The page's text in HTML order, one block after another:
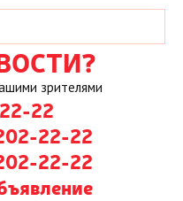
зрителями
22
22-22
22-22